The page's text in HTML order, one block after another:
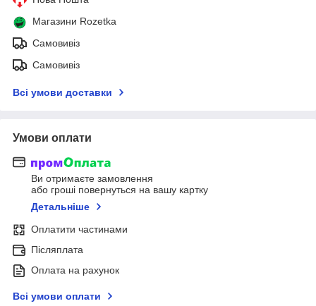
Магазини Rozetka
Самовивіз
Самовивіз
Всі умови доставки
Умови оплати
Ви отримаєте замовлення
або гроші повернуться на вашу картку
Детальніше
Оплатити частинами
Післяплата
Оплата на рахунок
Всі умови оплати